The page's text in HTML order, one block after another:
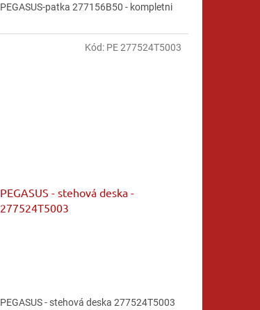
PEGASUS-patka 277156B50 - kompletni
PEGASUS - stehová deska -
277524T5003
PEGASUS - stehová deska 277524T5003
Kód: PE 277524T5003